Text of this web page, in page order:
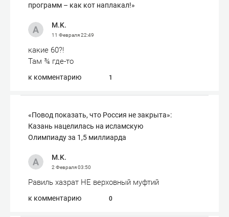
программ – как кот наплакал!»
M.K.
11 Февраля22:49
какие 60?!
Там ¾ где-то
к комментарию 1
«Повод показать, что Россия не закрыта»:
Казань нацелилась на исламскую
Олимпиаду за 1,5 миллиарда
M.K.
2 Февраля03:50
Равиль хазрат НЕ верховный муфтий
к комментарию 0